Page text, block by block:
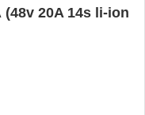
(48v 20A 14s li-ion